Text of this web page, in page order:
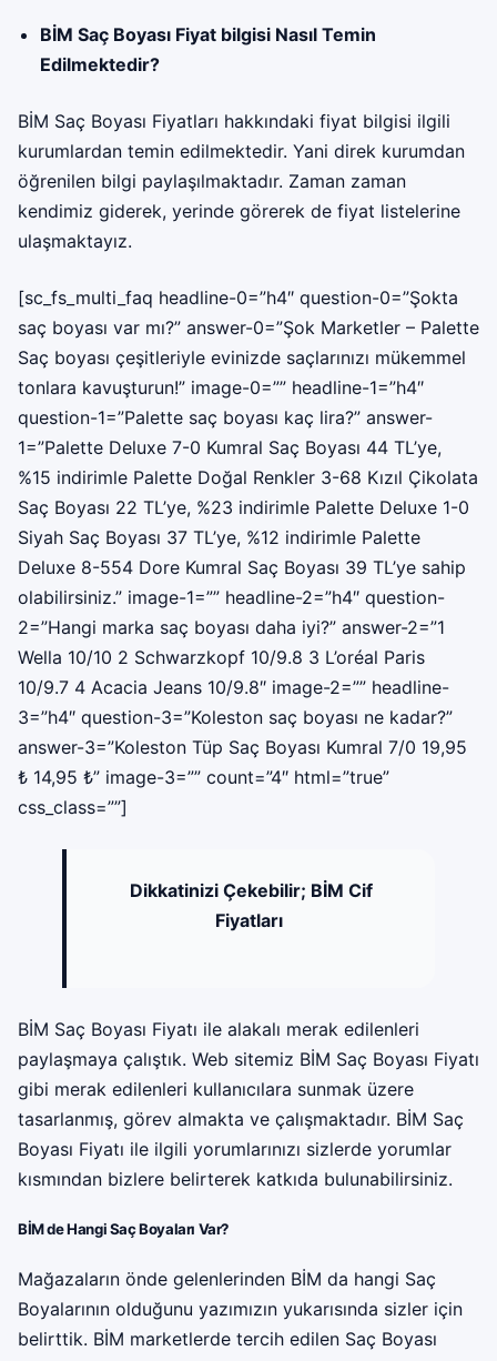
BİM Saç Boyası Fiyat bilgisi Nasıl Temin
Edilmektedir?
BİM Saç Boyası Fiyatları hakkındaki fiyat bilgisi ilgili
kurumlardan temin edilmektedir. Yani direk kurumdan
öğrenilen bilgi paylaşılmaktadır. Zaman zaman
kendimiz giderek, yerinde görerek de fiyat listelerine
ulaşmaktayız.
[sc_fs_multi_faq headline-0=”h4″ question-0=”Şokta
saç boyası var mı?” answer-0=”Şok Marketler – Palette
Saç boyası çeşitleriyle evinizde saçlarınızı mükemmel
tonlara kavuşturun!” image-0=”” headline-1=”h4″
question-1=”Palette saç boyası kaç lira?” answer-
1=”Palette Deluxe 7-0 Kumral Saç Boyası 44 TL’ye,
%15 indirimle Palette Doğal Renkler 3-68 Kızıl Çikolata
Saç Boyası 22 TL’ye, %23 indirimle Palette Deluxe 1-0
Siyah Saç Boyası 37 TL’ye, %12 indirimle Palette
Deluxe 8-554 Dore Kumral Saç Boyası 39 TL’ye sahip
olabilirsiniz.” image-1=”” headline-2=”h4″ question-
2=”Hangi marka saç boyası daha iyi?” answer-2=”1
Wella 10/10 2 Schwarzkopf 10/9.8 3 L’oréal Paris
10/9.7 4 Acacia Jeans 10/9.8″ image-2=”” headline-
3=”h4″ question-3=”Koleston saç boyası ne kadar?”
answer-3=”Koleston Tüp Saç Boyası Kumral 7/0 19,95
₺ 14,95 ₺” image-3=”” count=”4″ html=”true”
css_class=””]
Dikkatinizi Çekebilir; BİM Cif
Fiyatları
BİM Saç Boyası Fiyatı ile alakalı merak edilenleri
paylaşmaya çalıştık. Web sitemiz BİM Saç Boyası Fiyatı
gibi merak edilenleri kullanıcılara sunmak üzere
tasarlanmış, görev almakta ve çalışmaktadır. BİM Saç
Boyası Fiyatı ile ilgili yorumlarınızı sizlerde yorumlar
kısmından bizlere belirterek katkıda bulunabilirsiniz.
BİM de Hangi Saç Boyaları Var?
Mağazaların önde gelenlerinden BİM da hangi Saç
Boyalarının olduğunu yazımızın yukarısında sizler için
belirttik. BİM marketlerde tercih edilen Saç Boyası